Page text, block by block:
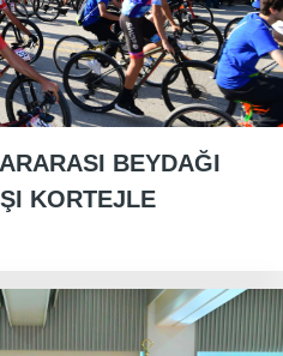
BEYDAĞI
KORTEJLE